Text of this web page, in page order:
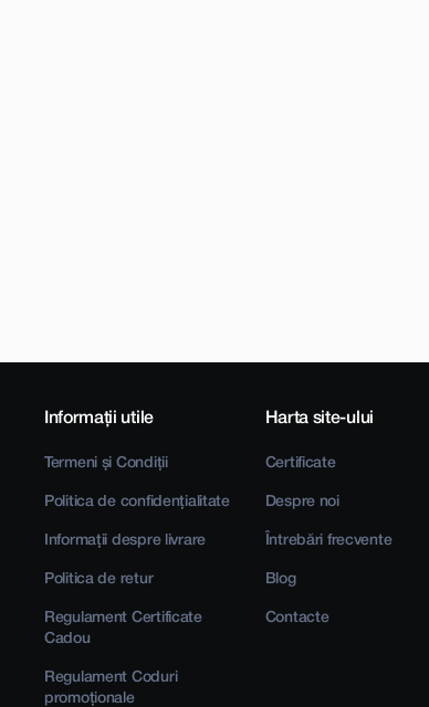
Informații utile
Termeni și Condiții
Politica de confidențialitate
Informații despre livrare
Politica de retur
Regulament Certificate
Cadou
Regulament Coduri
promoționale
Harta site-ului
Certificate
Despre noi
Întrebări frecvente
Blog
Contacte